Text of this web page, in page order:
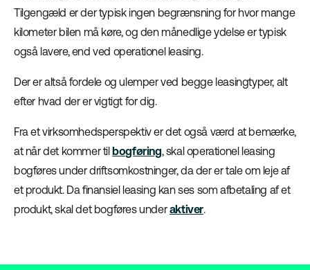
Tilgengæld er der typisk ingen begrænsning for hvor mange
kilometer bilen må køre, og den månedlige ydelse er typisk
også lavere, end ved operationel leasing.
Der er altså fordele og ulemper ved begge leasingtyper, alt
efter hvad der er vigtigt for dig.
Fra et virksomhedsperspektiv er det også værd at bemærke,
at når det kommer tilbogføring, skal operationel leasing
bogføres under driftsomkostninger, da der er tale om leje af
et produkt. Da finansiel leasing kan ses som afbetaling af et
produkt, skal det bogføres underaktiver.